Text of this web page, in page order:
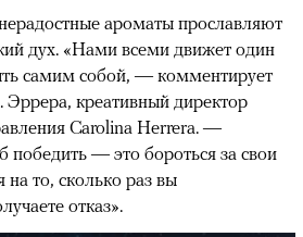
ароматы прославляют
дух. «Нами всеми движет один
самим собой, — комментирует
креативный директор
Carolina Herrera. —
победить — это бороться за свои
то, сколько раз вы
отказ».